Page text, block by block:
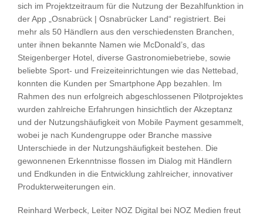
sich im Projektzeitraum für die Nutzung der Bezahlfunktion in
der App „Osnabrück | Osnabrücker Land“ registriert. Bei
mehr als 50 Händlern aus den verschiedensten Branchen,
unter ihnen bekannte Namen wie McDonald’s, das
Steigenberger Hotel, diverse Gastronomiebetriebe, sowie
beliebte Sport- und Freizeiteinrichtungen wie das Nettebad,
konnten die Kunden per Smartphone App bezahlen. Im
Rahmen des nun erfolgreich abgeschlossenen Pilotprojektes
wurden zahlreiche Erfahrungen hinsichtlich der Akzeptanz
und der Nutzungshäufigkeit von Mobile Payment gesammelt,
wobei je nach Kundengruppe oder Branche massive
Unterschiede in der Nutzungshäufigkeit bestehen. Die
gewonnenen Erkenntnisse flossen im Dialog mit Händlern
und Endkunden in die Entwicklung zahlreicher, innovativer
Produkterweiterungen ein.
Reinhard Werbeck, Leiter NOZ Digital bei NOZ Medien freut